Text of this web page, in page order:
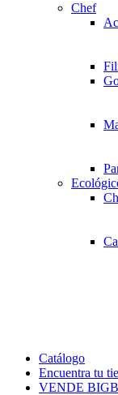
Chef
Catálogo
Encuentra tu
VENDE